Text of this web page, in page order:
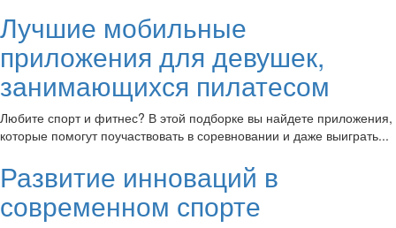
Лучшие мобильные
приложения для девушек,
занимающихся пилатесом
Любите спорт и фитнес? В этой подборке вы найдете приложения,
которые помогут поучаствовать в соревновании и даже выиграть...
Развитие инноваций в
современном спорте